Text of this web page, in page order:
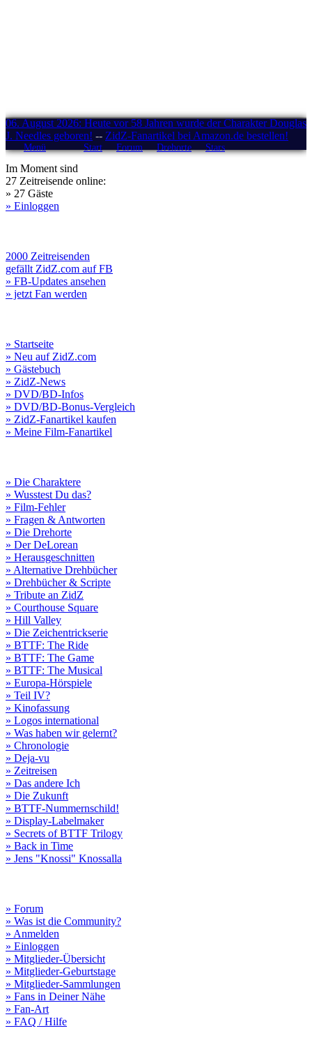
06. August 2026: Heute vor 58 Jahren wurde der Charakter Douglas
J. Needles geboren! -- ZidZ-Fanartikel bei Amazon.de bestellen!
Menü Start Forum Drehorte Stars
Im Moment sind
27 Zeitreisende online:
» 27 Gäste
» Einloggen
2000 Zeitreisenden
gefällt ZidZ.com auf FB
» FB-Updates ansehen
» jetzt Fan werden
» Startseite
» Neu auf ZidZ.com
» Gästebuch
» ZidZ-News
» DVD/BD-Infos
» DVD/BD-Bonus-Vergleich
» ZidZ-Fanartikel kaufen
» Meine Film-Fanartikel
» Die Charaktere
» Wusstest Du das?
» Film-Fehler
» Fragen & Antworten
» Die Drehorte
» Der DeLorean
» Herausgeschnitten
» Alternative Drehbücher
» Drehbücher & Scripte
» Tribute an ZidZ
» Courthouse Square
» Hill Valley
» Die Zeichentrickserie
» BTTF: The Ride
» BTTF: The Game
» BTTF: The Musical
» Europa-Hörspiele
» Teil IV?
» Kinofassung
» Logos international
» Was haben wir gelernt?
» Chronologie
» Deja-vu
» Zeitreisen
» Das andere Ich
» Die Zukunft
» BTTF-Nummernschild!
» Display-Labelmaker
» Secrets of BTTF Trilogy
» Back in Time
» Jens "Knossi" Knossalla
» Forum
» Was ist die Community?
» Anmelden
» Einloggen
» Mitglieder-Übersicht
» Mitglieder-Geburtstage
» Mitglieder-Sammlungen
» Fans in Deiner Nähe
» Fan-Art
» FAQ / Hilfe